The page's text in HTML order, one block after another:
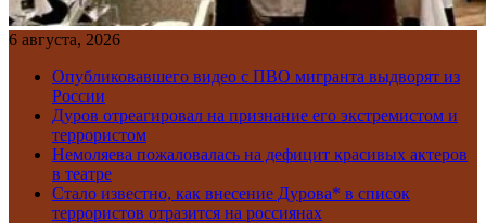
6 августа, 2026
Опубликовавшего видео с ПВО мигранта выдворят из
России
Дуров отреагировал на признание его экстремистом и
террористом
Немоляева пожаловалась на дефицит красивых актеров
в театре
Стало известно, как внесение Дурова* в список
террористов отразится на россиянах